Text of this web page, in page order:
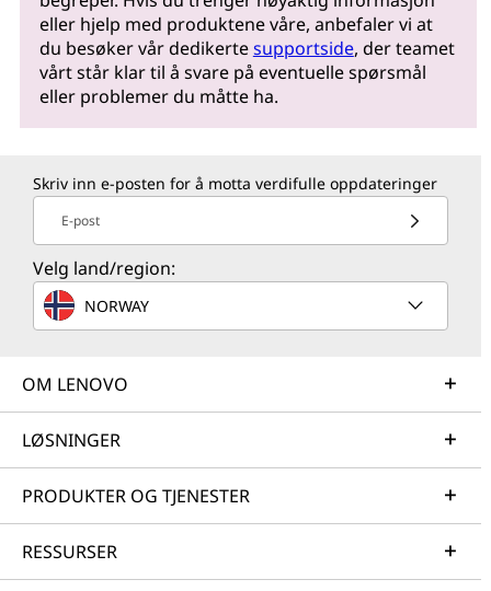
eller hjelp med produktene våre, anbefaler vi at
du besøker vår dedikertesupportside, der teamet
vårt står klar til å svare på eventuelle spørsmål
eller problemer du måtte ha.
Skriv inn e-posten for å motta verdifulle oppdateringer
E-post
Velg land/region:
NORWAY
OM LENOVO
LØSNINGER
PRODUKTER OG TJENESTER
RESSURSER